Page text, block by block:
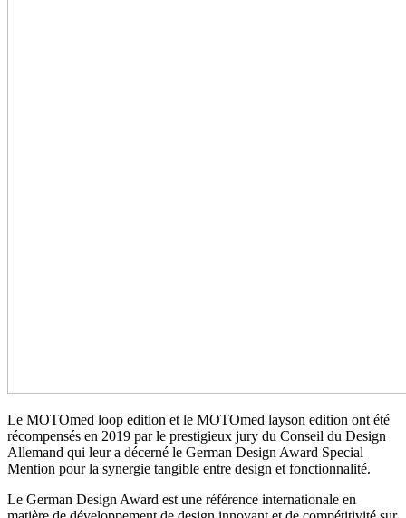
Le MOTOmed loop edition et le MOTOmed layson edition ont été
récompensés en 2019 par le prestigieux jury du Conseil du Design
Allemand qui leur a décerné le German Design Award Special
Mention pour la synergie tangible entre design et fonctionnalité.
Le German Design Award est une référence internationale en